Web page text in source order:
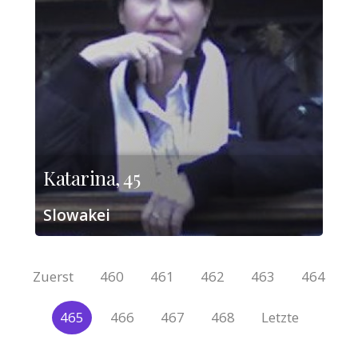
Katarina, 45
Slowakei
Zuerst 460 461 462 463 464
465 466 467 468 Letzte